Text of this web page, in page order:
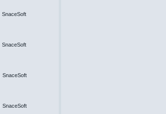
SnaceSoft
SnaceSoft
SnaceSoft
SnaceSoft